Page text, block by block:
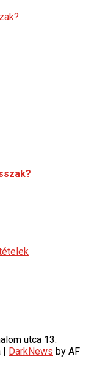
utca 13.
DarkNews by AF